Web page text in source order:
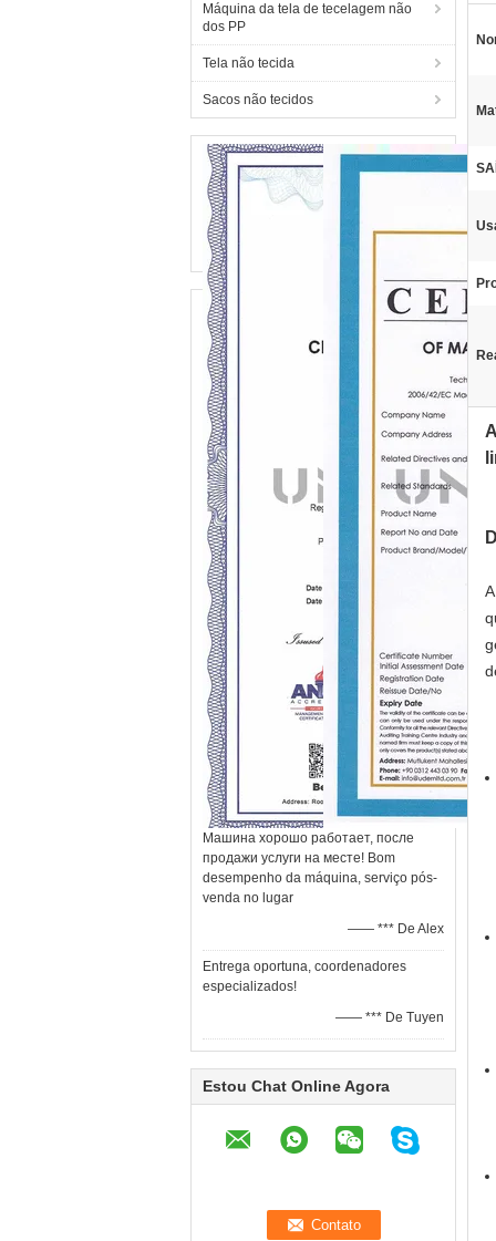
Máquina da tela de tecelagem não
dos PP
Tela não tecida
Sacos não tecidos
Машина хорошо работает, после
продажи услуги на месте! Bom
desempenho da máquina, serviço pós-
venda no lugar
—— *** De Alex
Entrega oportuna, coordenadores
especializados!
—— *** De Tuyen
Estou Chat Online Agora